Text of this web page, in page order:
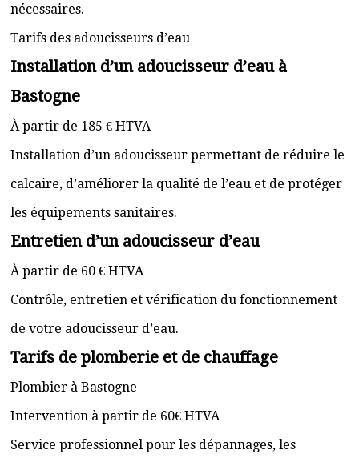
nécessaires.
Tarifs des adoucisseurs d’eau
Installation d’un adoucisseur d’eau à
Bastogne
À partir de 185 € HTVA
Installation d’un adoucisseur permettant de réduire le
calcaire, d’améliorer la qualité de l’eau et de protéger
les équipements sanitaires.
Entretien d’un adoucisseur d’eau
À partir de 60 € HTVA
Contrôle, entretien et vérification du fonctionnement
de votre adoucisseur d’eau.
Tarifs de plomberie et de chauffage
Plombier à Bastogne
Intervention à partir de 60€ HTVA
Service professionnel pour les dépannages, les